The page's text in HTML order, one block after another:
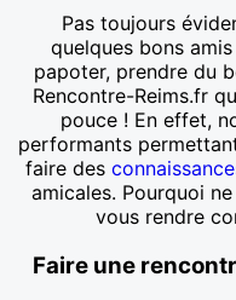
Pas toujours
quelques bons
papoter, prendre du
Rencontre-Reims.fr
pouce ! En effet,
performants
faire des
amicales. Pourquoi
vous rendre
Faire une